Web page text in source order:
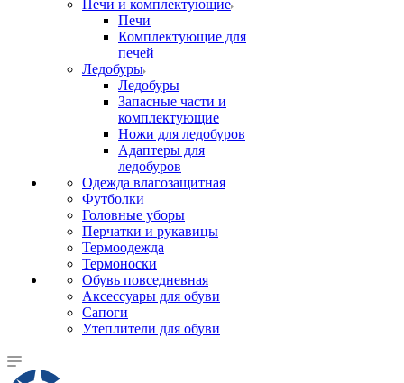
Печи и комплектующие
Печи
Комплектующие для
печей
Ледобуры
Ледобуры
Запасные части и
комплектующие
Ножи для ледобуров
Адаптеры для
ледобуров
Одежда влагозащитная
Футболки
Головные уборы
Перчатки и рукавицы
Термоодежда
Термоноски
Обувь повседневная
Аксессуары для обуви
Сапоги
Утеплители для обуви